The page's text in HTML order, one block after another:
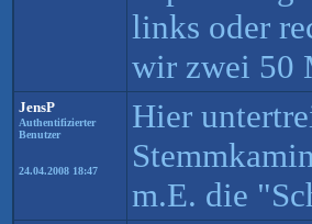
links oder
wir zwei 50
JensP
Authentifizierter
Benutzer
24.04.2008 18:47
Hier
m.E. die